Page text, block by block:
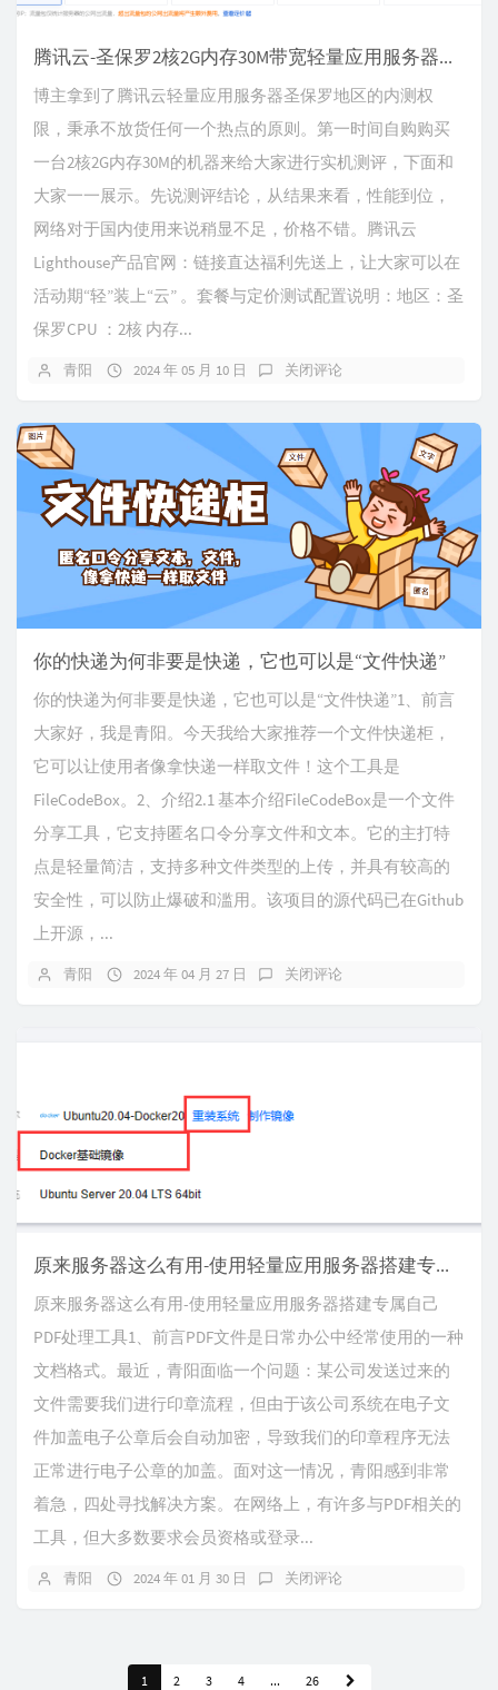
腾讯云-圣保罗2核2G内存30M带宽轻量应用服务器抢先测评
博主拿到了腾讯云轻量应用服务器圣保罗地区的内测权
限，秉承不放货任何一个热点的原则。第一时间自购购买
一台2核2G内存30M的机器来给大家进行实机测评，下面和
大家一一展示。先说测评结论，从结果来看，性能到位，
网络对于国内使用来说稍显不足，价格不错。腾讯云
Lighthouse产品官网：链接直达福利先送上，让大家可以在
活动期“轻”装上“云” 。套餐与定价测试配置说明：地区：圣
保罗CPU ：2核 内存...
青阳 2024 年 05 月 10 日 关闭评论
你的快递为何非要是快递，它也可以是“文件快递”
你的快递为何非要是快递，它也可以是“文件快递”1、前言
大家好，我是青阳。今天我给大家推荐一个文件快递柜，
它可以让使用者像拿快递一样取文件！这个工具是
FileCodeBox。2、介绍2.1 基本介绍FileCodeBox是一个文件
分享工具，它支持匿名口令分享文件和文本。它的主打特
点是轻量简洁，支持多种文件类型的上传，并具有较高的
安全性，可以防止爆破和滥用。该项目的源代码已在Github
上开源，...
青阳 2024 年 04 月 27 日 关闭评论
原来服务器这么有用-使用轻量应用服务器搭建专属自己PDF处理工具
原来服务器这么有用-使用轻量应用服务器搭建专属自己
PDF处理工具1、前言PDF文件是日常办公中经常使用的一种
文档格式。最近，青阳面临一个问题：某公司发送过来的
文件需要我们进行印章流程，但由于该公司系统在电子文
件加盖电子公章后会自动加密，导致我们的印章程序无法
正常进行电子公章的加盖。面对这一情况，青阳感到非常
着急，四处寻找解决方案。在网络上，有许多与PDF相关的
工具，但大多数要求会员资格或登录...
青阳 2024 年 01 月 30 日 关闭评论
1 2 3 4 ... 26